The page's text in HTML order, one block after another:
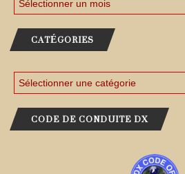
CATÉGORIES
CODE DE CONDUITE DX